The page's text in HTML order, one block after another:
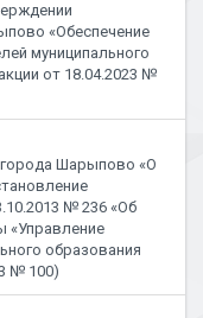
«Обеспечение
муниципального
от 18.04.2023 №
Шарыпово «О
№ 236 «Об
«Управление
образования
№ 100)